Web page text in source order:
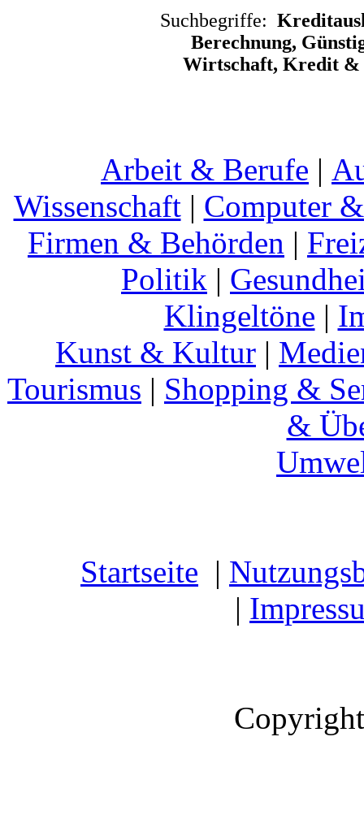
Suchbegriffe:
Berechnung,
Wirtschaft, Kredit &
Arbeit & Berufe |
Wissenschaft| Computer
Firmen & Behörden |
Politik |
Klingeltöne |
Kunst & Kultur |
Tourismus | Shopping &
&
Startseite |
|